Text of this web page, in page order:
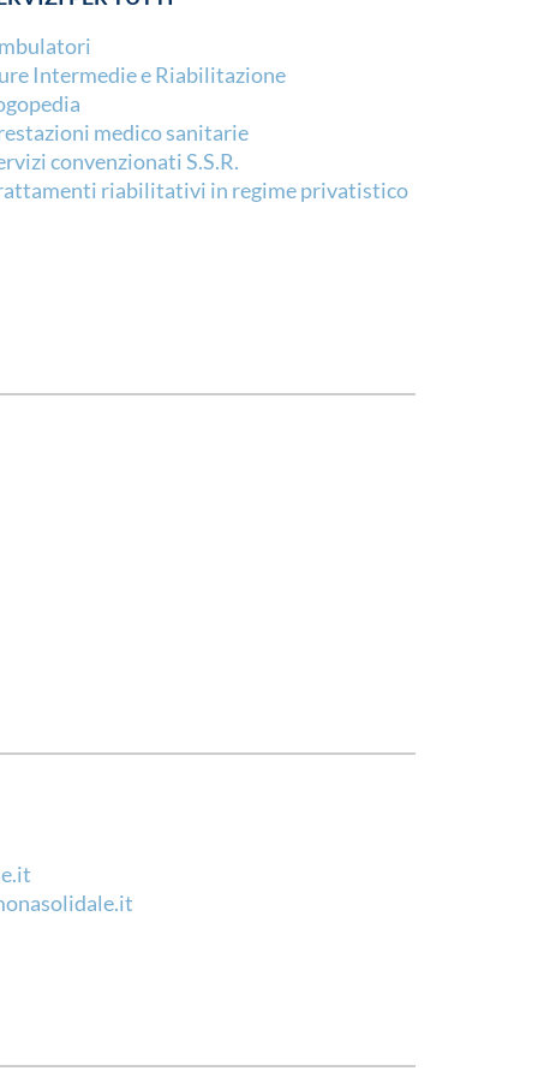
Intermedie e Riabilitazione
medico sanitarie
convenzionati S.S.R.
riabilitativi in regime privatistico